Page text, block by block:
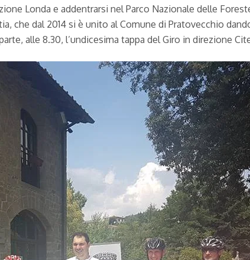
Londa e addentrarsi nel Parco Nazionale delle
che dal 2014 si è unito al Comune di Pratovecchio
alle 8.30, l’undicesima tappa del Giro in direzione